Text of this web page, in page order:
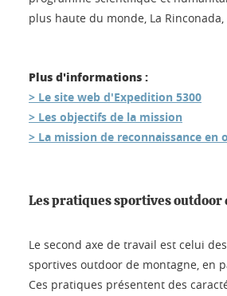
plus haute du monde, La Rinconada,
Plus d'informations :
> Le site web d'Expedition 5300
> Les objectifs de la mission
> La mission de reconnaissance en
Les pratiques sportives outdoor
Le second axe de travail est celui
sportives outdoor de montagne, en
Ces pratiques présentent des